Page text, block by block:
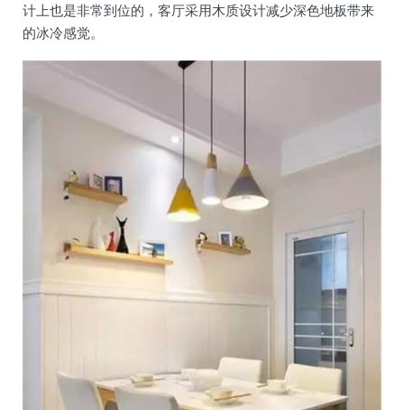
计上也是非常到位的，客厅采用木质设计减少深色地板带来
的冰冷感觉。